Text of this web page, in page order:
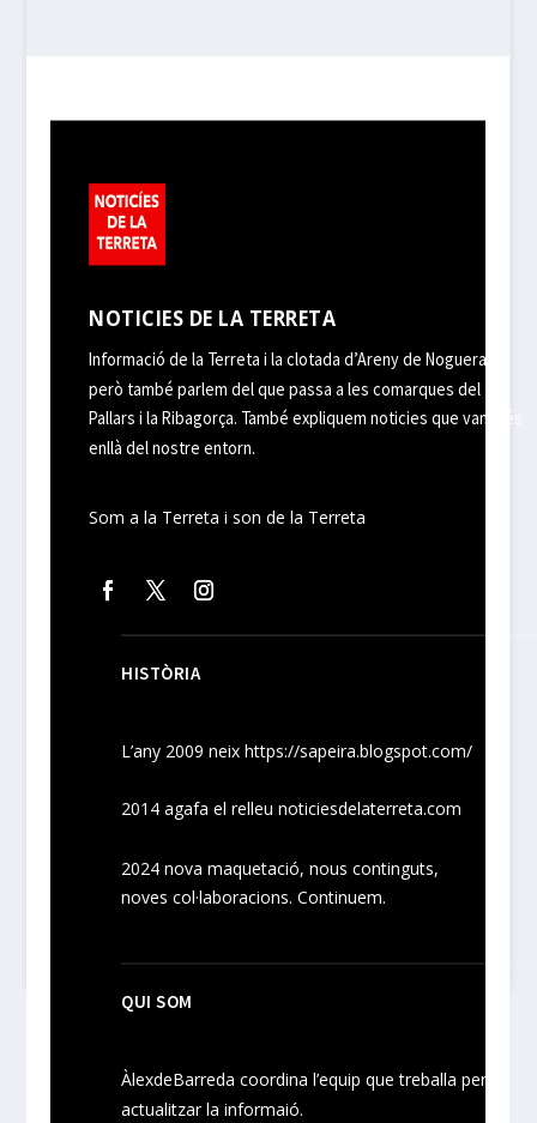
NOTICIES DE LA TERRETA
Informació de la Terreta i la clotada d’Areny de Noguera,
però també parlem del que passa a les comarques del
Pallars i la Ribagorça. També expliquem noticies que van més
enllà del nostre entorn.
Som a la Terreta i son de la Terreta
HISTÒRIA
L’any 2009 neixhttps://sapeira.blogspot.com/
2014 agafa el relleu noticiesdelaterreta.com
2024nova maquetació, nouscontinguts,
novescol·laboracions. Continuem.
QUI SOM
ÀlexdeBarreda coordina l’equip que treballa per
actualitzar la informaió.